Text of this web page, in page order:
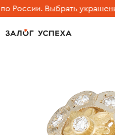
России. Выбрать украшение